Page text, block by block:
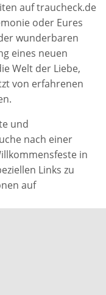
auf traucheck.de
oder Eures
wunderbaren
eines neuen
Welt der Liebe,
von erfahrenen
und
nach einer
in
Links zu
auf